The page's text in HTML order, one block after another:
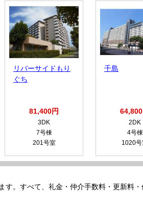
リバーサイドもり
ぐち
81,400円
3DK
7号棟
201号室
千島
64,800
2DK
4号棟
1020
。すべて、礼金・仲介手数料・更新料